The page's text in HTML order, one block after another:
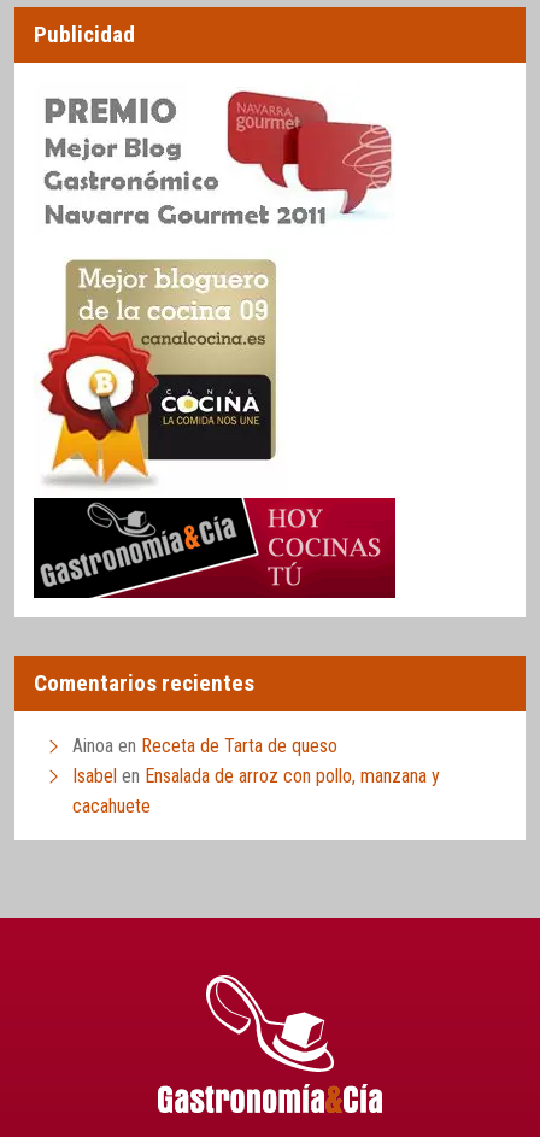
Publicidad
Comentarios recientes
Ainoa en Receta de Tarta de queso
Isabel en Ensalada de arroz con pollo, manzana y
cacahuete